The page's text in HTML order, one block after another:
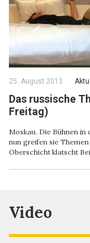
25. August 2013
Das russische
Freitag)
Moskau. Die Bühnen
nun greifen sie
Oberschicht klatscht
Video